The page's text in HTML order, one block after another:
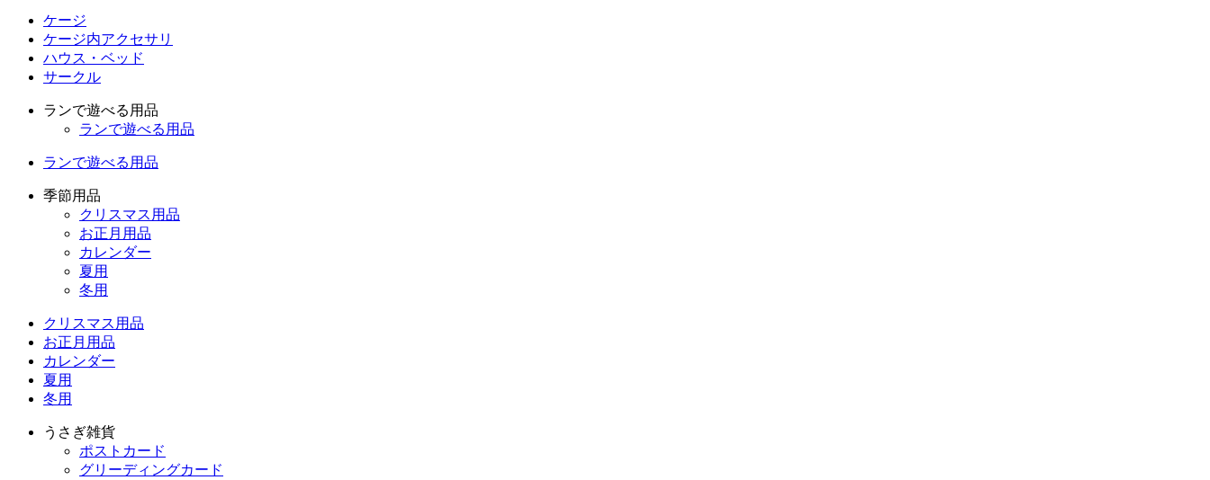
ケージ
ケージ内アクセサリ
ハウス・ベッド
サークル
ランで遊べる用品
ランで遊べる用品
ランで遊べる用品
季節用品
クリスマス用品
お正月用品
カレンダー
夏用
冬用
クリスマス用品
お正月用品
カレンダー
夏用
冬用
うさぎ雑貨
ポストカード
グリーディングカード